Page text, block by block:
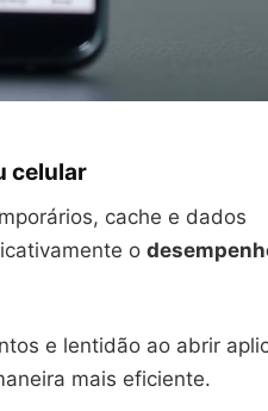
celular
cache e dados
o
e lentidão ao abrir
mais eficiente.